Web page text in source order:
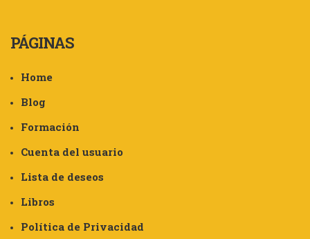
PÁGINAS
Home
Blog
Formación
Cuenta del usuario
Lista de deseos
Libros
Política de Privacidad